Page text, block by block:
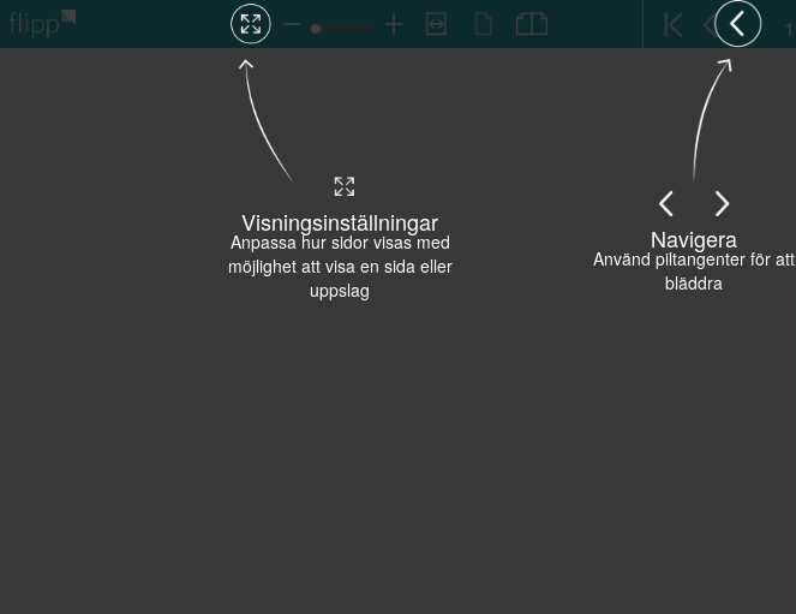
Visningsinställningar
Anpassa hur sidor visas med
möjlighet att visa en sida eller
uppslag
Navigera
Använd piltangenter för att
bläddra